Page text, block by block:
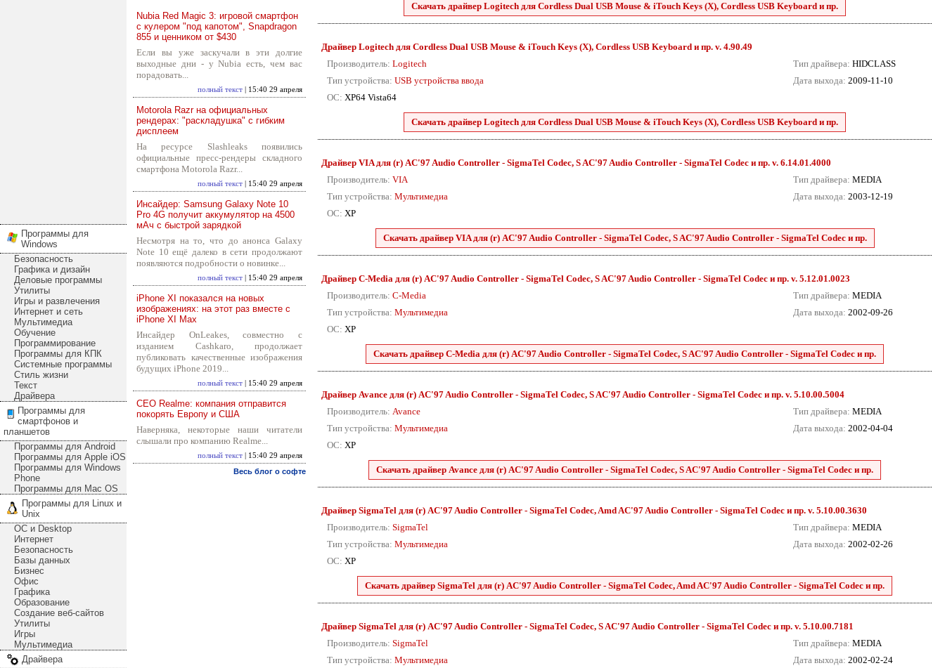
Программы для
Windows
Безопасность
Графика и дизайн
Деловые программы
Утилиты
Игры и развлечения
Интернет и сеть
Мультимедиа
Обучение
Программирование
Программы для КПК
Системные программы
Стиль жизни
Текст
Драйвера
Программы для
смартфонов и
планшетов
Программы для Android
Программы для Apple iOS
Программы для Windows
Phone
Программы для Mac OS
Программы для Linux и
Unix
ОС и Desktop
Интернет
Безопасность
Базы данных
Бизнес
Офис
Графика
Образование
Создание веб-сайтов
Утилиты
Игры
Мультимедиа
Драйвера
Nubia Red Magic 3: игровой смартфон
с кулером "под капотом", Snapdragon
855 и ценником от $430
Если вы уже заскучали в эти долгие
выходные дни - у Nubia есть, чем вас
порадовать...
полный текст | 15:40 29 апреля
Motorola Razr на официальных
рендерах: "раскладушка" с гибким
дисплеем
На ресурсе Slashleaks появились
официальные пресс-рендеры складного
смартфона Motorola Razr...
полный текст | 15:40 29 апреля
Инсайдер: Samsung Galaxy Note 10
Pro 4G получит аккумулятор на 4500
мАч с быстрой зарядкой
Несмотря на то, что до анонса Galaxy
Note 10 ещё далеко в сети продолжают
появляются подробности о новинке...
полный текст | 15:40 29 апреля
iPhone XI показался на новых
изображениях: на этот раз вместе с
iPhone XI Max
Инсайдер OnLeakes, совместно с
изданием Cashkaro, продолжает
публиковать качественные изображения
будущих iPhone 2019...
полный текст | 15:40 29 апреля
CEO Realme: компания отправится
покорять Европу и США
Наверняка, некоторые наши читатели
слышали про компанию Realme...
полный текст | 15:40 29 апреля
Весь блог о софте
Скачать драйвер Logitech для Cordless Dual USB Mouse & iTouch Keys (X), Cordless USB Keyboard и пр.
Драйвер Logitech для Cordless Dual USB Mouse & iTouch Keys (X), Cordless USB Keyboard и пр. v. 4.90.49
Производитель: Logitech
Тип устройства: USB устройства ввода
ОС: XP64 Vista64
Тип драйвера: HIDCLASS
Дата выхода: 2009-11-10
Скачать драйвер Logitech для Cordless Dual USB Mouse & iTouch Keys (X), Cordless USB Keyboard и пр.
Драйвер VIA для (r) AC'97 Audio Controller - SigmaTel Codec, S AC'97 Audio Controller - SigmaTel Codec и пр. v. 6.14.01.4000
Производитель: VIA
Тип устройства: Мультимедиа
ОС: XP
Тип драйвера: MEDIA
Дата выхода: 2003-12-19
Скачать драйвер VIA для (r) AC'97 Audio Controller - SigmaTel Codec, S AC'97 Audio Controller - SigmaTel Codec и пр.
Драйвер C-Media для (r) AC'97 Audio Controller - SigmaTel Codec, S AC'97 Audio Controller - SigmaTel Codec и пр. v. 5.12.01.0023
Производитель: C-Media
Тип устройства: Мультимедиа
ОС: XP
Тип драйвера: MEDIA
Дата выхода: 2002-09-26
Скачать драйвер C-Media для (r) AC'97 Audio Controller - SigmaTel Codec, S AC'97 Audio Controller - SigmaTel Codec и пр.
Драйвер Avance для (r) AC'97 Audio Controller - SigmaTel Codec, S AC'97 Audio Controller - SigmaTel Codec и пр. v. 5.10.00.5004
Производитель: Avance
Тип устройства: Мультимедиа
ОС: XP
Тип драйвера: MEDIA
Дата выхода: 2002-04-04
Скачать драйвер Avance для (r) AC'97 Audio Controller - SigmaTel Codec, S AC'97 Audio Controller - SigmaTel Codec и пр.
Драйвер SigmaTel для (r) AC'97 Audio Controller - SigmaTel Codec, Amd AC'97 Audio Controller - SigmaTel Codec и пр. v. 5.10.00.3630
Производитель: SigmaTel
Тип устройства: Мультимедиа
ОС: XP
Тип драйвера: MEDIA
Дата выхода: 2002-02-26
Скачать драйвер SigmaTel для (r) AC'97 Audio Controller - SigmaTel Codec, Amd AC'97 Audio Controller - SigmaTel Codec и пр.
Драйвер SigmaTel для (r) AC'97 Audio Controller - SigmaTel Codec, S AC'97 Audio Controller - SigmaTel Codec и пр. v. 5.10.00.7181
Производитель: SigmaTel
Тип устройства: Мультимедиа
Тип драйвера: MEDIA
Дата выхода: 2002-02-24